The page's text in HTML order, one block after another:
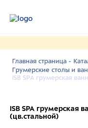
Главная страница -
Грумерские столы и
ISB SPA грумерская
ISB SPA грумерская
(цв.стальной)